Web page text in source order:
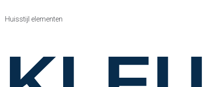
Huisstij e ementen